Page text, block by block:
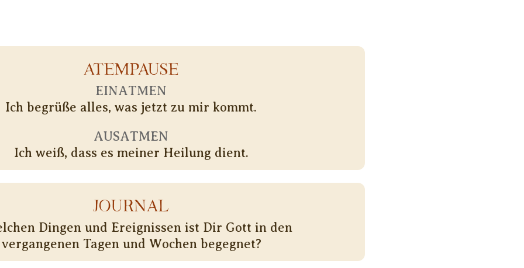
ATEMPAUSE
EINATMEN
Ich begrüße alles, was jetzt zu mir kommt.
AUSATMEN
Ich weiß, dass es meiner Heilung dient.
JOURNAL
Dingen und Ereignissen ist Dir Gott in den
vergangenen Tagen und Wochen begegnet?